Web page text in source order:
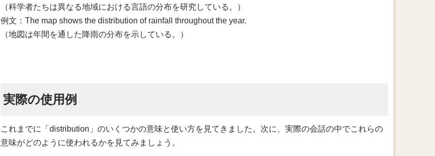
（科学者たちは異なる地域における言語の分布を研究している。）
例文：The map shows the distribution of rainfall throughout the year.
（地図は年間を通した降雨の分布を示している。）
実際の使用例
これまでに「distribution」のいくつかの意味と使い方を見てきました。次に、実際の会話の中でこれらの
意味がどのように使われるかを見てみましょう。